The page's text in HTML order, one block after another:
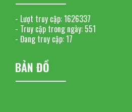
- Lượt truy cập:1626337
- Truy cập trong ngày: 551
- Đang truy cập:17
BẢN ĐỒ